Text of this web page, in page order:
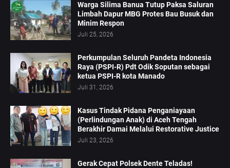
Warga Silima Banua Tutup Paksa Saluran
Limbah Dapur MBG Protes Bau Busuk dan
Minim Respon
Juli 25, 2026
Perkumpulan Seluruh Pandeta Indonesia
Raya (PSPI-R) Pdt Odik Soputan sebagai
ketua PSPI-R kota Manado
Juli 31, 2026
Kasus Tindak Pidana Penganiayaan
(Perlindungan Anak) di Aceh Tengah
Berakhir Damai Melalui Restorative Justice
Juli 23, 2026
Gerak Cepat Polsek Dente Teladas!